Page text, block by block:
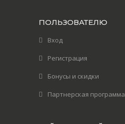
ПОЛЬЗОВАТЕЛЮ
Вход
Регистрация
Бонусы и скидки
Партнерская программа